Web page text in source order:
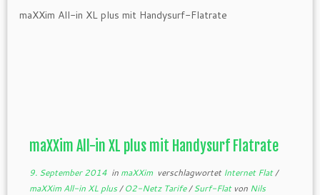
maXXim All-in XL plus mit Handysurf Flatrate
9. September 2014in maXXim verschlagwortet Internet Flat/
maXXim All-in XL plus/O2-Netz Tarife/Surf-Flat von Nils